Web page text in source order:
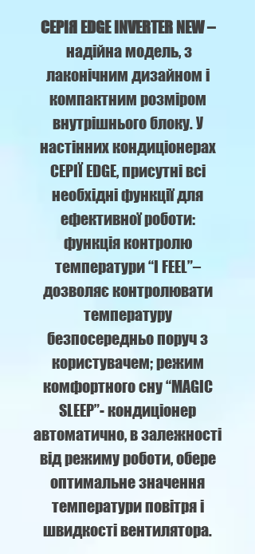
СЕРІЯ EDGE INVERTER NEW –
надійна модель, з
лаконічним дизайном і
компактним розміром
внутрішнього блоку. У
настінних кондиціонерах
СЕРІЇ EDGE, присутні всі
необхідні функції для
ефективної роботи:
функція контролю
температури “I FEEL”–
дозволяє контролювати
температуру
безпосередньо поруч з
користувачем; режим
комфортного сну “MAGIC
SLEEP”- кондиціонер
автоматично, в залежності
від режиму роботи, обере
оптимальне значення
температури повітря і
швидкості вентилятора.